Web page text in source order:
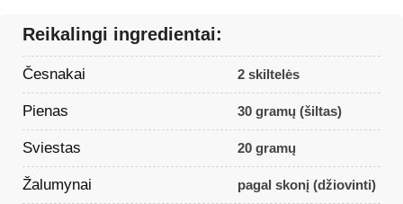
Reikalingi ingredientai:
Česnakai 2 skiltelės
Pienas 30 gramų (šiltas)
Sviestas 20 gramų
Žalumynai pagal skonį (džiovinti)